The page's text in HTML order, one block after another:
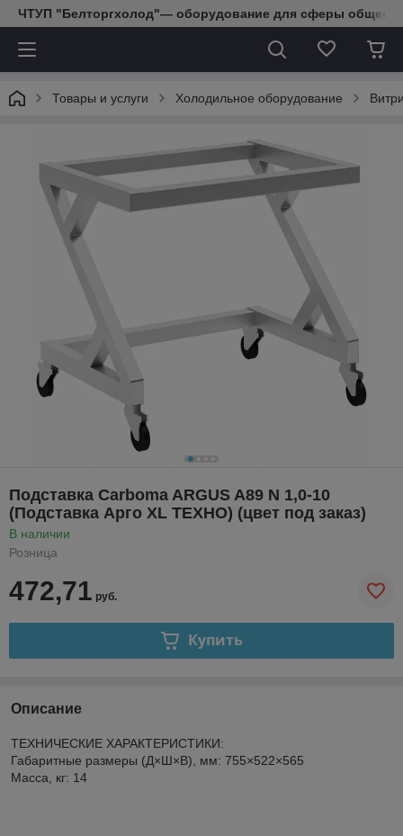
ЧТУП "Белторгхолод"— оборудование для сферы
Товары и услуги Холодильное оборудование
Подставка Carboma ARGUS A89 N 1,0-10
(Подставка Арго XL ТЕХНО) (цвет под заказ)
В наличии
Розница
472,71 руб.
Купить
Описание
ТЕХНИЧЕСКИЕ ХАРАКТЕРИСТИКИ:
Габаритные размеры (Д×Ш×В), мм: 755×522×565
Масса, кг: 14